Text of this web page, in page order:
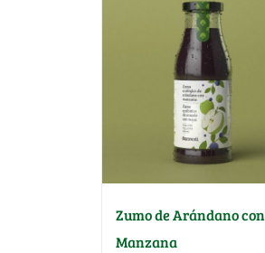
Zumo de Arándano con
Manzana